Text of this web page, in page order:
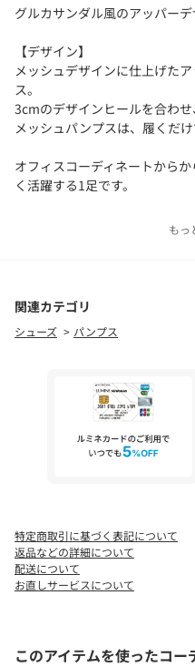
グルカサンダル風のアッパー
【デザイン】
メッシュデザインに仕上げた
ス。
3cmのデザインヒールを合わせ
メッシュパンプスは、履くだ
オフィスコーディネートから
く活躍する1足です。
【26SS】
もっ
関連カテゴリ
シューズ パンプス
特定商取引に基づく表記について
返品などの詳細について
配送について
お直しサービスについて
このアイテムを使ったコー